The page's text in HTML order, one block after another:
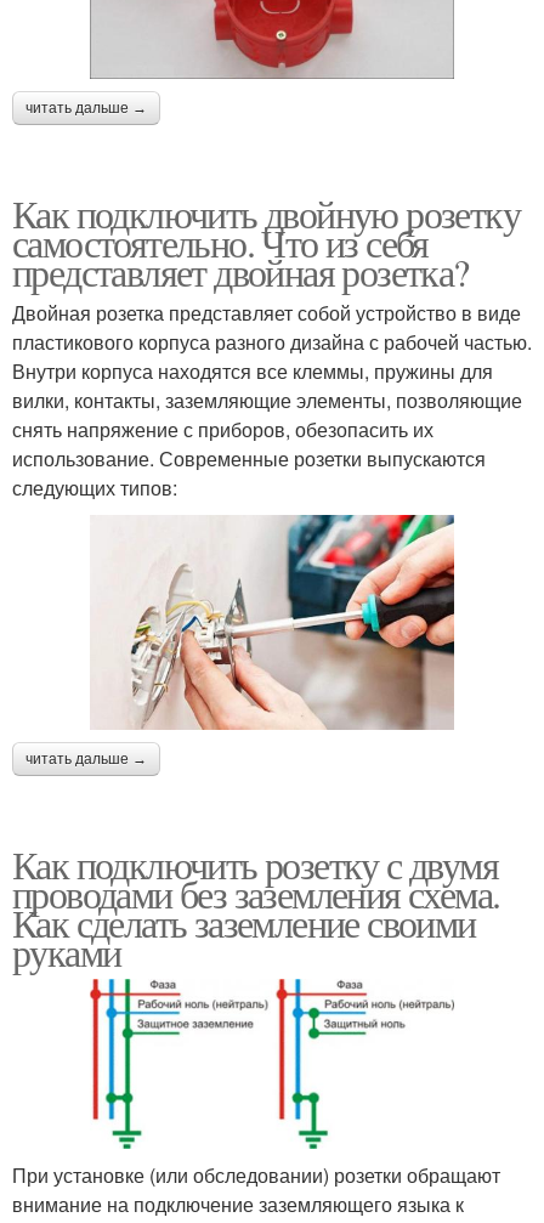
читать дальше →
Как подключить двойную розетку
самостоятельно. Что из себя
представляет двойная розетка?
Двойная розетка представляет собой устройство в виде
пластикового корпуса разного дизайна с рабочей частью.
Внутри корпуса находятся все клеммы, пружины для
вилки, контакты, заземляющие элементы, позволяющие
снять напряжение с приборов, обезопасить их
использование. Современные розетки выпускаются
следующих типов:
читать дальше →
Как подключить розетку с двумя
проводами без заземления схема.
Как сделать заземление своими
руками
При установке (или обследовании) розетки обращают
внимание на подключение заземляющего языка к